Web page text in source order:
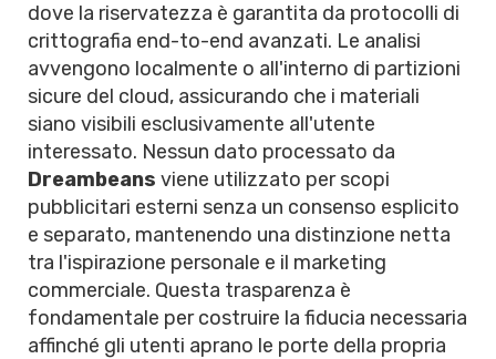
dove la riservatezza è garantita da protocolli di
crittografia end-to-end avanzati. Le analisi
avvengono localmente o all'interno di partizioni
sicure del cloud, assicurando che i materiali
siano visibili esclusivamente all'utente
interessato. Nessun dato processato da
Dreambeans viene utilizzato per scopi
pubblicitari esterni senza un consenso esplicito
e separato, mantenendo una distinzione netta
tra l'ispirazione personale e il marketing
commerciale. Questa trasparenza è
fondamentale per costruire la fiducia necessaria
affinché gli utenti aprano le porte della propria